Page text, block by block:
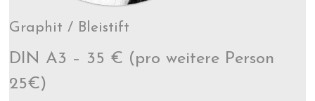
Graphit / Bleistift
DIN A3 – 35 € (pro weitere Person
25€)